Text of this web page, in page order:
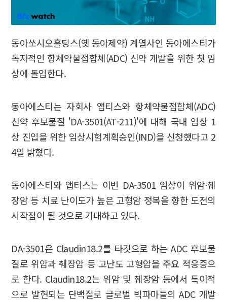
동아쏘시오홀딩스(옛 동아제약) 계열사인 동아에스티가
독자적인 항체약물접합체(ADC) 신약 개발을 위한 첫 임
상에 돌입한다.
동아에스티는 자회사 앱티스와 항체약물접합체(ADC)
신약 후보물질 'DA-3501(AT-211)'에 대해 국내 임상 1
상 진입을 위한 임상시험계획승인(IND)을 신청했다고 2
4일 밝혔다.
동아에스티와 앱티스는 이번 DA-3501 임상이 위암·췌
장암 등 치료 난이도가 높은 고형암 정복을 향한 도전의
시작점이 될 것으로 기대하고 있다.
DA-3501은 Claudin18.2를 타깃으로 하는 ADC 후보물
질로 위암과 췌장암 등 고난도 고형암을 주요 적응증으
로 한다. Claudin18.2는 위암 및 췌장암 등에서 특이적
으로 발현되는 단백질로 글로벌 빅파마들의 ADC 개발